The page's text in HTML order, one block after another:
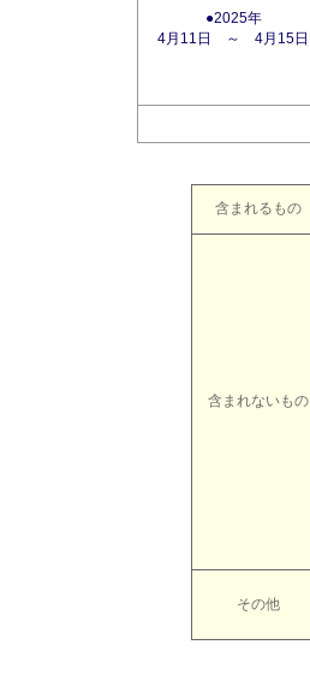
●2025年
4月11日 ～ 4月15日
含まれるもの
含まれないもの
その他